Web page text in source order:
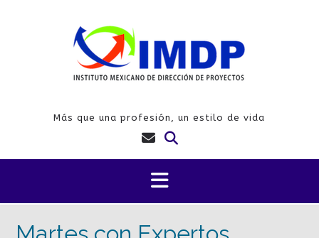
Más que una profesión, un estilo de vida